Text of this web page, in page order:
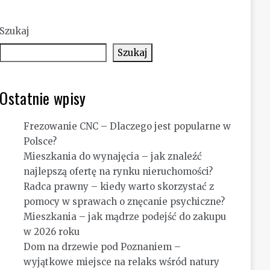
Szukaj
Szukaj
Ostatnie wpisy
Frezowanie CNC – Dlaczego jest popularne w
Polsce?
Mieszkania do wynajęcia – jak znaleźć
najlepszą ofertę na rynku nieruchomości?
Radca prawny – kiedy warto skorzystać z
pomocy w sprawach o znęcanie psychiczne?
Mieszkania – jak mądrze podejść do zakupu
w 2026 roku
Dom na drzewie pod Poznaniem –
wyjątkowe miejsce na relaks wśród natury